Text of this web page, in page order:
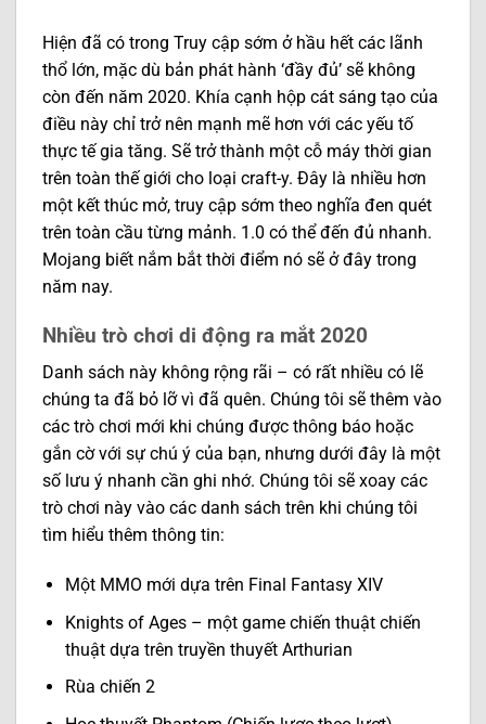
Hiện đã có trong Truy cập sớm ở hầu hết các lãnh
thổ lớn, mặc dù bản phát hành ‘đầy đủ’ sẽ không
còn đến năm 2020. Khía cạnh hộp cát sáng tạo của
điều này chỉ trở nên mạnh mẽ hơn với các yếu tố
thực tế gia tăng. Sẽ trở thành một cỗ máy thời gian
trên toàn thế giới cho loại craft-y. Đây là nhiều hơn
một kết thúc mở, truy cập sớm theo nghĩa đen quét
trên toàn cầu từng mảnh. 1.0 có thể đến đủ nhanh.
Mojang biết nắm bắt thời điểm nó sẽ ở đây trong
năm nay.
Nhiều trò chơi di động ra mắt 2020
Danh sách này không rộng rãi – có rất nhiều có lẽ
chúng ta đã bỏ lỡ vì đã quên. Chúng tôi sẽ thêm vào
các trò chơi mới khi chúng được thông báo hoặc
gắn cờ với sự chú ý của bạn, nhưng dưới đây là một
số lưu ý nhanh cần ghi nhớ. Chúng tôi sẽ xoay các
trò chơi này vào các danh sách trên khi chúng tôi
tìm hiểu thêm thông tin:
Một MMO mới dựa trên Final Fantasy XIV
Knights of Ages – một game chiến thuật chiến
thuật dựa trên truyền thuyết Arthurian
Rùa chiến 2